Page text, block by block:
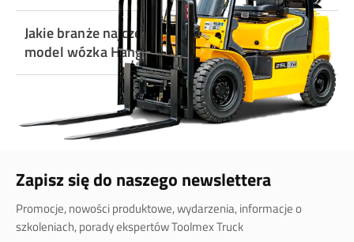
Jakie branże najczęściej wybierają ten
model wózka Hangcha?
Zapisz się do naszego newslettera
Promocje, nowości produktowe, wydarzenia, informacje o
szkoleniach, porady ekspertów Toolmex Truck